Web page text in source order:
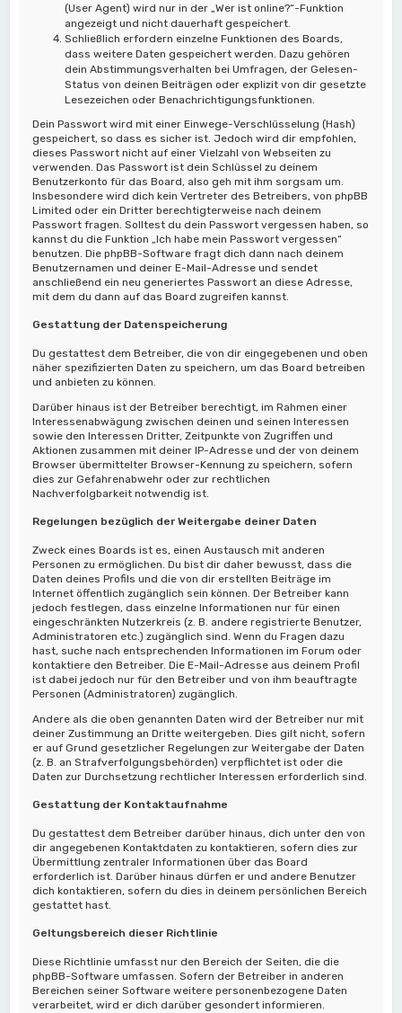
(User Agent) wird nur in der „Wer ist online?“-Funktion
angezeigt und nicht dauerhaft gespeichert.
Schließlich erfordern einzelne Funktionen des Boards,
dass weitere Daten gespeichert werden. Dazu gehören
dein Abstimmungsverhalten bei Umfragen, der Gelesen-
Status von deinen Beiträgen oder explizit von dir gesetzte
Lesezeichen oder Benachrichtigungsfunktionen.
Dein Passwort wird mit einer Einwege-Verschlüsselung (Hash)
gespeichert, so dass es sicher ist. Jedoch wird dir empfohlen,
dieses Passwort nicht auf einer Vielzahl von Webseiten zu
verwenden. Das Passwort ist dein Schlüssel zu deinem
Benutzerkonto für das Board, also geh mit ihm sorgsam um.
Insbesondere wird dich kein Vertreter des Betreibers, von phpBB
Limited oder ein Dritter berechtigterweise nach deinem
Passwort fragen. Solltest du dein Passwort vergessen haben, so
kannst du die Funktion „Ich habe mein Passwort vergessen“
benutzen. Die phpBB-Software fragt dich dann nach deinem
Benutzernamen und deiner E-Mail-Adresse und sendet
anschließend ein neu generiertes Passwort an diese Adresse,
mit dem du dann auf das Board zugreifen kannst.
Gestattung der Datenspeicherung
Du gestattest dem Betreiber, die von dir eingegebenen und oben
näher spezifizierten Daten zu speichern, um das Board betreiben
und anbieten zu können.
Darüber hinaus ist der Betreiber berechtigt, im Rahmen einer
Interessenabwägung zwischen deinen und seinen Interessen
sowie den Interessen Dritter, Zeitpunkte von Zugriffen und
Aktionen zusammen mit deiner IP-Adresse und der von deinem
Browser übermittelter Browser-Kennung zu speichern, sofern
dies zur Gefahrenabwehr oder zur rechtlichen
Nachverfolgbarkeit notwendig ist.
Regelungen bezüglich der Weitergabe deiner Daten
Zweck eines Boards ist es, einen Austausch mit anderen
Personen zu ermöglichen. Du bist dir daher bewusst, dass die
Daten deines Profils und die von dir erstellten Beiträge im
Internet öffentlich zugänglich sein können. Der Betreiber kann
jedoch festlegen, dass einzelne Informationen nur für einen
eingeschränkten Nutzerkreis (z. B. andere registrierte Benutzer,
Administratoren etc.) zugänglich sind. Wenn du Fragen dazu
hast, suche nach entsprechenden Informationen im Forum oder
kontaktiere den Betreiber. Die E-Mail-Adresse aus deinem Profil
ist dabei jedoch nur für den Betreiber und von ihm beauftragte
Personen (Administratoren) zugänglich.
Andere als die oben genannten Daten wird der Betreiber nur mit
deiner Zustimmung an Dritte weitergeben. Dies gilt nicht, sofern
er auf Grund gesetzlicher Regelungen zur Weitergabe der Daten
(z. B. an Strafverfolgungsbehörden) verpflichtet ist oder die
Daten zur Durchsetzung rechtlicher Interessen erforderlich sind.
Gestattung der Kontaktaufnahme
Du gestattest dem Betreiber darüber hinaus, dich unter den von
dir angegebenen Kontaktdaten zu kontaktieren, sofern dies zur
Übermittlung zentraler Informationen über das Board
erforderlich ist. Darüber hinaus dürfen er und andere Benutzer
dich kontaktieren, sofern du dies in deinem persönlichen Bereich
gestattet hast.
Geltungsbereich dieser Richtlinie
Diese Richtlinie umfasst nur den Bereich der Seiten, die die
phpBB-Software umfassen. Sofern der Betreiber in anderen
Bereichen seiner Software weitere personenbezogene Daten
verarbeitet, wird er dich darüber gesondert informieren.